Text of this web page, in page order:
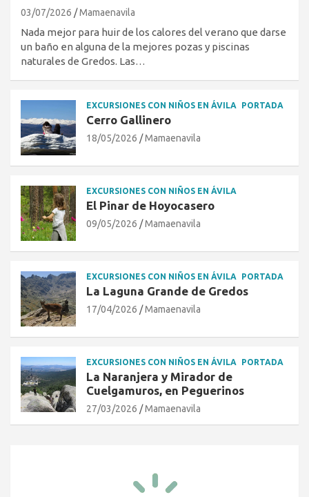
03/07/2026 Mamaenavila
Nada mejor para huir de los calores del verano que darse
un baño en alguna de la mejores pozas y piscinas
naturales de Gredos. Las…
EXCURSIONES CON NIÑOS EN ÁVILA PORTADA
Cerro Gallinero
18/05/2026 Mamaenavila
EXCURSIONES CON NIÑOS EN ÁVILA
El Pinar de Hoyocasero
09/05/2026 Mamaenavila
EXCURSIONES CON NIÑOS EN ÁVILA PORTADA
La Laguna Grande de Gredos
17/04/2026 Mamaenavila
EXCURSIONES CON NIÑOS EN ÁVILA PORTADA
La Naranjera y Mirador de
Cuelgamuros, en Peguerinos
27/03/2026 Mamaenavila